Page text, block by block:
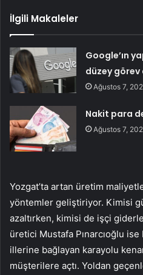
İlgili Makaleler
Google’ın
düzey görev
Ağustos 7,
Nakit para
Ağustos 7,
Yozgat’ta artan üretim
yöntemler geliştiriyor. Kimisi
azaltırken, kimisi de işçi
üretici Mustafa Pınarcıoğlu ise
illerine bağlayan karayolu
müşterilere açtı. Yoldan